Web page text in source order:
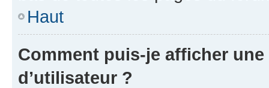
Haut
Comment puis-je afficher
d’utilisateur ?